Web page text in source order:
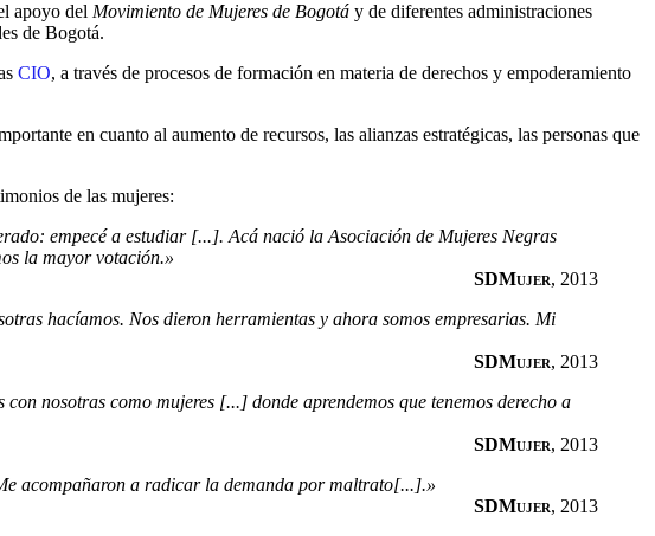
apoyo del Movimiento de Mujeres de Bogotá y de diferentes administraciones
de Bogotá.
CIO, a través de procesos de formación en materia de derechos y empoderamiento
en cuanto al aumento de recursos, las alianzas estratégicas, las personas que
de las mujeres:
empecé a estudiar [...]. Acá nació la Asociación de Mujeres Negras
la mayor votación.»
SDMujer, 2013
hacíamos. Nos dieron herramientas y ahora somos empresarias. Mi
SDMujer, 2013
nosotras como mujeres [...] donde aprendemos que tenemos derecho a
SDMujer, 2013
acompañaron a radicar la demanda por maltrato[...].»
SDMujer, 2013